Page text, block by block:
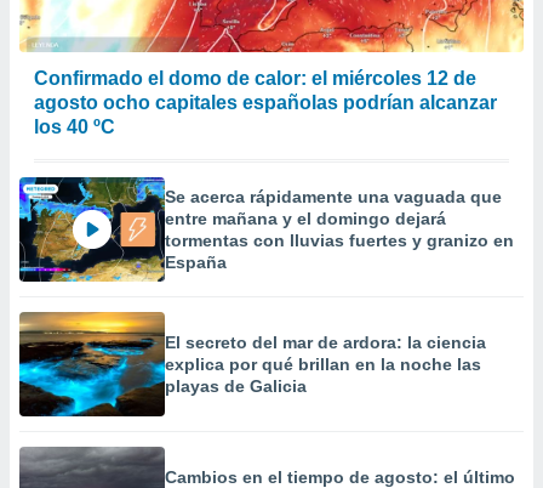
Confirmado el domo de calor: el miércoles 12 de
agosto ocho capitales españolas podrían alcanzar
los 40 ºC
Se acerca rápidamente una vaguada que
entre mañana y el domingo dejará
tormentas con lluvias fuertes y granizo en
España
El secreto del mar de ardora: la ciencia
explica por qué brillan en la noche las
playas de Galicia
Cambios en el tiempo de agosto: el último